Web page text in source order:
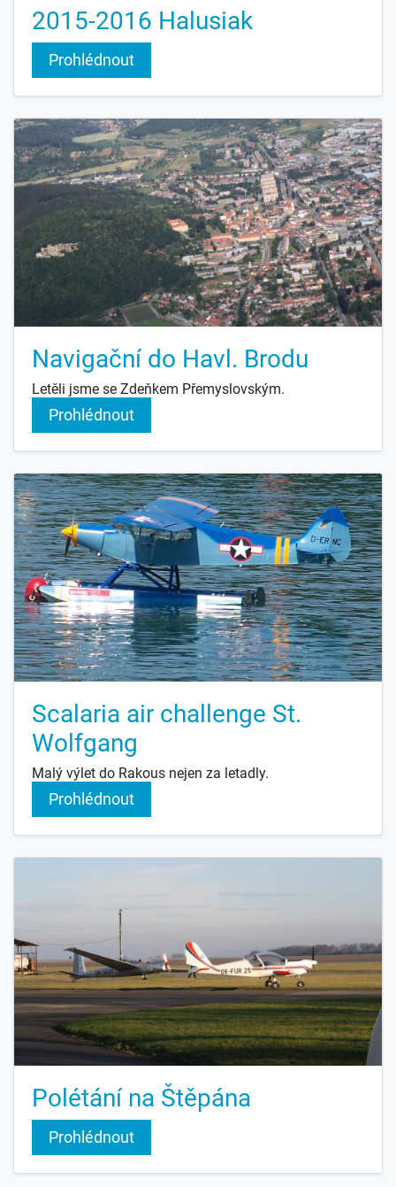
2015-2016 Halusiak
Prohlédnout
Navigační do Havl. Brodu
Letěli jsme se Zdeňkem Přemyslovským.
Prohlédnout
Scalaria air challenge St.
Wolfgang
Malý výlet do Rakous nejen za letadly.
Prohlédnout
Polétání na Štěpána
Prohlédnout